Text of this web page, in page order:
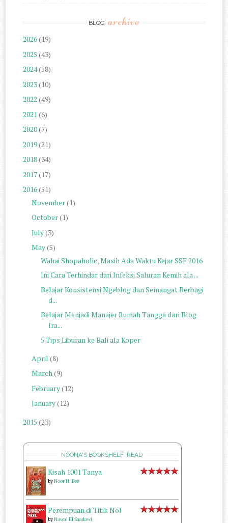
BLOG archive
2026(19)
2025 (43)
2024(58)
2023(10)
2022 (49)
2021(6)
2020(7)
2019(21)
2018(34)
2017(17)
2016(51)
November(1)
October(1)
July(3)
May(5)
Wahai Shopaholic, Masih Ada Waktu Kejar SSF 2016
Ini Cara Terhindar dari Infeksi Saluran Kemih ala ...
Belajar Konsistensi Ngeblog dan Semangat Berbagi
d...
Belajar Menjadi Manajer Rumah Tangga dari Blog
Ira...
5 Tips Liburan ke Bali ala Koper
April (8)
March(9)
February(12)
January(12)
2015 (23)
NOONA'S BOOKSHELF: READ
Kisah 1001 Tanya
byNoor H. Dee
Perempuan di Titik Nol
byNawal El Saadawi